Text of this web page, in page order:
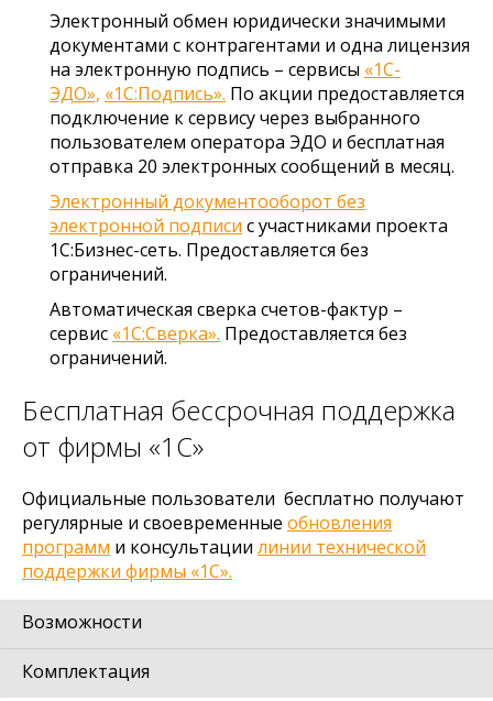
Электронный обмен юридически значимыми
документами с контрагентами и одна лицензия
на электронную подпись – сервисы «1С-
ЭДО», «1С:Подпись». По акции предоставляется
подключение к сервису через выбранного
пользователем оператора ЭДО и бесплатная
отправка 20 электронных сообщений в месяц.
Электронный документооборот без
электронной подписи с участниками проекта
1С:Бизнес-сеть. Предоставляется без
ограничений.
Автоматическая сверка счетов-фактур –
сервис «1С:Сверка». Предоставляется без
ограничений.
Бесплатная бессрочная поддержка
от фирмы «1С»
Официальные пользователи бесплатно получают
регулярные и своевременные обновления
программ и консультации линии технической
поддержки фирмы «1С».
Возможности
Ограничения «1С:Бухгалтерия 8 для 1»
Комплектация